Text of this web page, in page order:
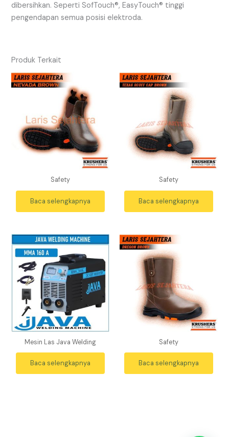
dibersihkan. Seperti SofTouch®, EasyTouch® tinggi
pengendapan semua posisi elektroda.
Produk Terkait
Safety
Baca selengkapnya
Safety
Baca selengkapnya
Mesin Las Java Welding
Baca selengkapnya
Safety
Baca selengkapnya